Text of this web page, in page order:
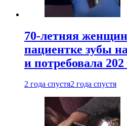
70-летняя
пациентке зубы
и потребовала
2 года спустя2 года спустя